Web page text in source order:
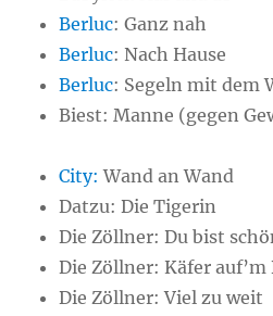
Berluc: Ganz nah
Berluc: Nach Hause
Berluc: Segeln mit dem
Biest: Manne (gegen
City: Wand an Wand
Datzu: Die Tigerin
Die Zöllner: Du bist
Die Zöllner: Käfer auf’m
Die Zöllner: Viel zu weit